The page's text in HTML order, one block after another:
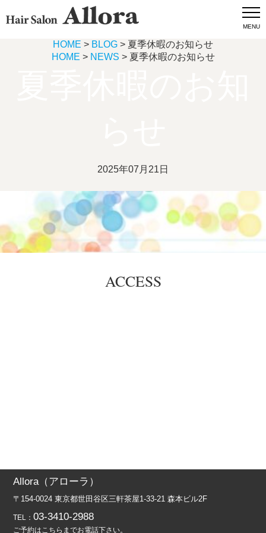
MENU
HOME > BLOG > 夏季休暇のお知らせ
HOME > NEWS > 夏季休暇のお知らせ
2025年07月21日
ACCESS
Allora（アローラ）
〒154-0024 東京都世田谷区三軒茶屋1-33-21 森本ビル2F
TEL：03-3410-2988
ご予約はこちらまでお電話下さい。